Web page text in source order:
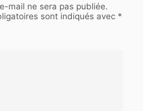
mail ne sera pas publiée.
sont indiqués avec *